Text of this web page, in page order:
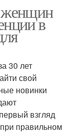
женщин
из замши
платье
женщин
в
30 лет
свой
новинки
взгляд
правильном